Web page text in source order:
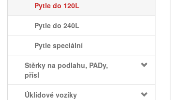
Pytle do 120L
Pytle do 240L
Pytle speciální
Stěrky na podlahu, PADy,
přísl
Úklidové vozíky